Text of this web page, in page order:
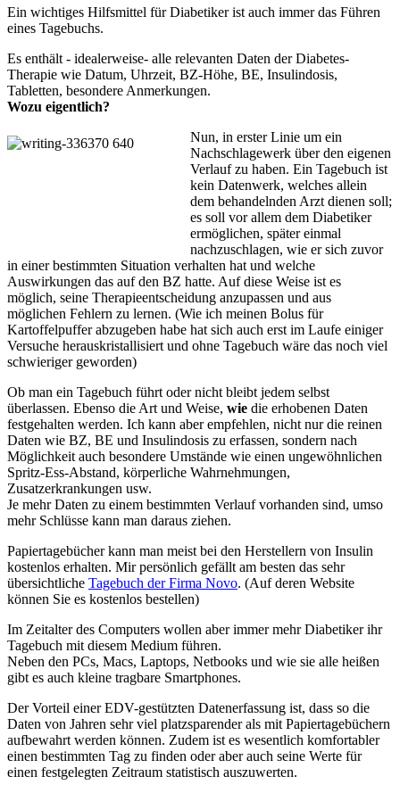
Ein wichtiges Hilfsmittel für Diabetiker ist auch immer das Führen
eines Tagebuchs.
Es enthält - idealerweise- alle relevanten Daten der Diabetes-
Therapie wie Datum, Uhrzeit, BZ-Höhe, BE, Insulindosis,
Tabletten, besondere Anmerkungen.
Wozu eigentlich?
Nun, in erster Linie um ein
Nachschlagewerk über den eigenen
Verlauf zu haben. Ein Tagebuch ist
kein Datenwerk, welches allein
dem behandelnden Arzt dienen soll;
es soll vor allem dem Diabetiker
ermöglichen, später einmal
nachzuschlagen, wie er sich zuvor
in einer bestimmten Situation verhalten hat und welche
Auswirkungen das auf den BZ hatte. Auf diese Weise ist es
möglich, seine Therapieentscheidung anzupassen und aus
möglichen Fehlern zu lernen. (Wie ich meinen Bolus für
Kartoffelpuffer abzugeben habe hat sich auch erst im Laufe einiger
Versuche herauskristallisiert und ohne Tagebuch wäre das noch viel
schwieriger geworden)
Ob man ein Tagebuch führt oder nicht bleibt jedem selbst
überlassen. Ebenso die Art und Weise, wie die erhobenen Daten
festgehalten werden. Ich kann aber empfehlen, nicht nur die reinen
Daten wie BZ, BE und Insulindosis zu erfassen, sondern nach
Möglichkeit auch besondere Umstände wie einen ungewöhnlichen
Spritz-Ess-Abstand, körperliche Wahrnehmungen,
Zusatzerkrankungen usw.
Je mehr Daten zu einem bestimmten Verlauf vorhanden sind, umso
mehr Schlüsse kann man daraus ziehen.
Papiertagebücher kann man meist bei den Herstellern von Insulin
kostenlos erhalten. Mir persönlich gefällt am besten das sehr
übersichtliche Tagebuch der Firma Novo. (Auf deren Website
können Sie es kostenlos bestellen)
Im Zeitalter des Computers wollen aber immer mehr Diabetiker ihr
Tagebuch mit diesem Medium führen.
Neben den PCs, Macs, Laptops, Netbooks und wie sie alle heißen
gibt es auch kleine tragbare Smartphones.
Der Vorteil einer EDV-gestützten Datenerfassung ist, dass so die
Daten von Jahren sehr viel platzsparender als mit Papiertagebüchern
aufbewahrt werden können. Zudem ist es wesentlich komfortabler
einen bestimmten Tag zu finden oder aber auch seine Werte für
einen festgelegten Zeitraum statistisch auszuwerten.